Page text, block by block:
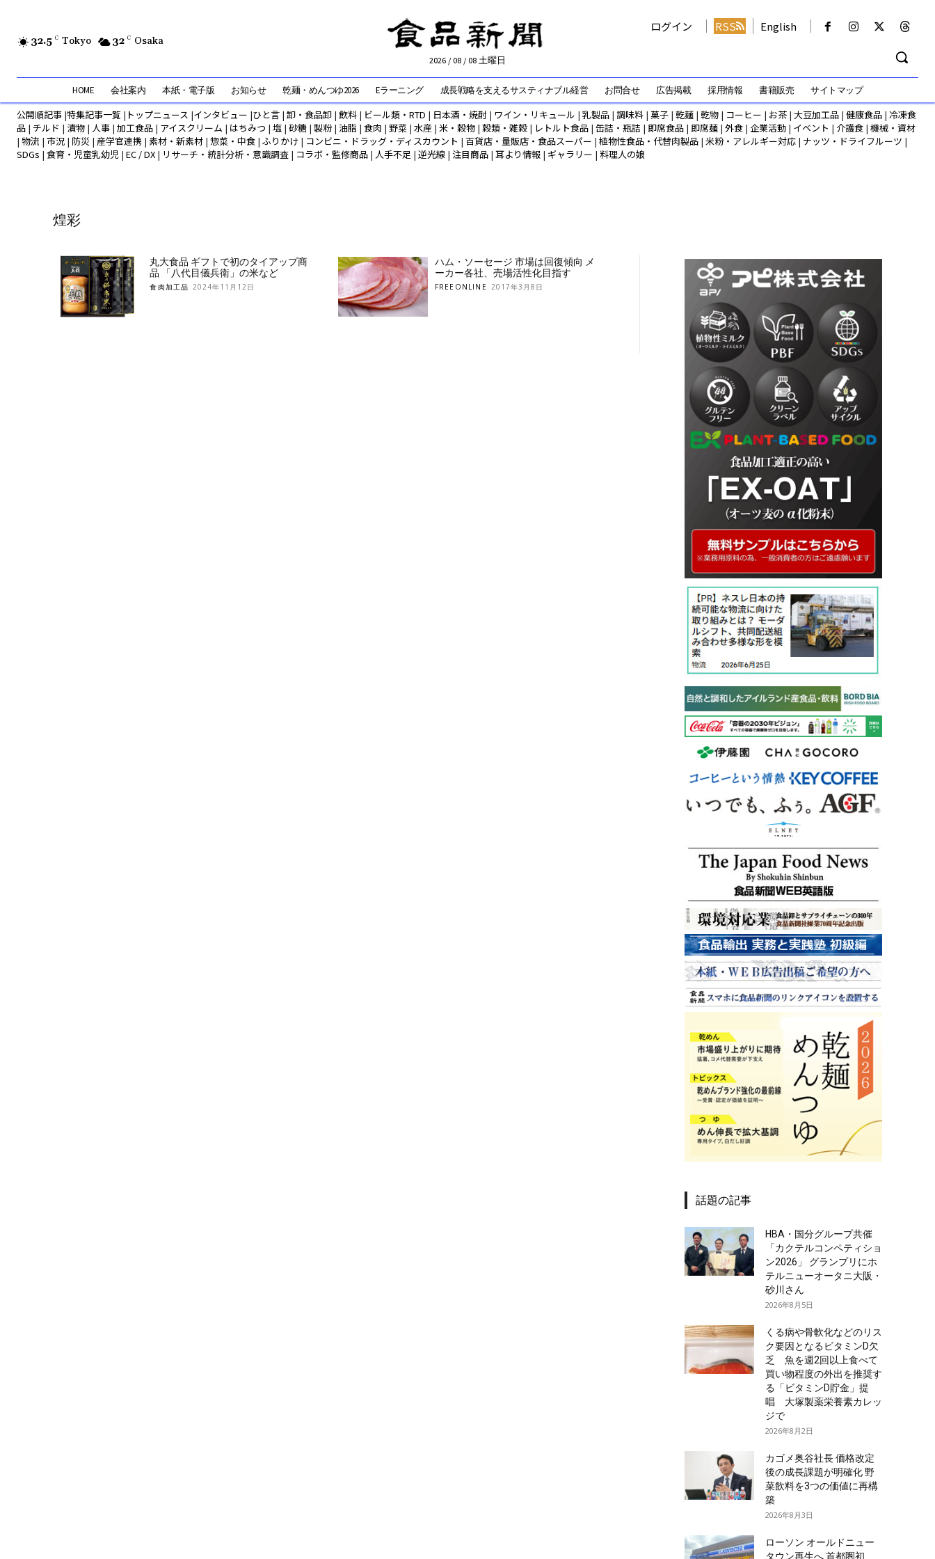
32.5 C Tokyo 32 C Osaka
2026 / 08 / 08 土曜日
ログイン RSS English
HOME 会社案内 本紙・電子版 お知らせ 乾麺・めんつゆ2026 Eラーニング 成長戦略を支えるサスティナブル経営 お問合せ 広告掲載 採用情報 書籍販売 サイトマップ
公開順記事 |特集記事一覧 | トップニュース |インタビュー |ひと言 |卸・食品卸 | 飲料 | ビール類・RTD | 日本酒・焼酎 | ワイン・リキュール | 乳製品 | 調味料 | 菓子 | 乾麺 | 乾物 | コーヒー | お茶 | 大豆加工品 | 健康食品 | 冷凍食
品 | チルド | 漬物 | 人事 | 加工食品 | アイスクリーム | はちみつ | 塩 | 砂糖 | 製粉| 油脂 | 食肉 | 野菜 | 水産 | 米・穀物 | 穀類・雑穀 | レトルト食品 | 缶詰・瓶詰 | 即席食品 | 即席麺 | 外食 | 企業活動 | イベント | 介護食 | 機械・資材
| 物流 | 市況 | 防災 | 産学官連携 | 素材・新素材 | 惣菜・中食 | ふりかけ | コンビニ・ドラッグ・ディスカウント | 百貨店・量販店・食品スーパー | 植物性食品・代替肉製品 | 米粉・アレルギー対応 | ナッツ・ドライフルーツ |
SDGs | 食育・児童乳幼児 | EC / DX | リサーチ・統計分析・意識調査 | コラボ・監修商品 | 人手不足 | 逆光線 | 注目商品 | 耳より情報 | ギャラリー | 料理人の娘
煌彩
丸大食品 ギフトで初のタイアップ商
品 「八代目儀兵衛」の米など
食肉加工品 2024年11月12日
ハム・ソーセージ 市場は回復傾向 メ
ーカー各社、売場活性化目指す
FREEONLINE 2017年3月8日
話題の記事
HBA・国分グループ共催
「カクテルコンペティショ
ン2026」 グランプリにホ
テルニューオータニ大阪・
砂川さん
2026年8月5日
くる病や骨軟化などのリス
ク要因となるビタミンD欠
乏 魚を週2回以上食べて
買い物程度の外出を推奨す
る「ビタミンD貯金」提
唱 大塚製薬栄養素カレッ
ジで
2026年8月2日
カゴメ奥谷社長 価格改定
後の成長課題が明確化 野
菜飲料を3つの価値に再構
築
2026年8月3日
ローソン オールドニュー
タウン再生へ 首都圏初